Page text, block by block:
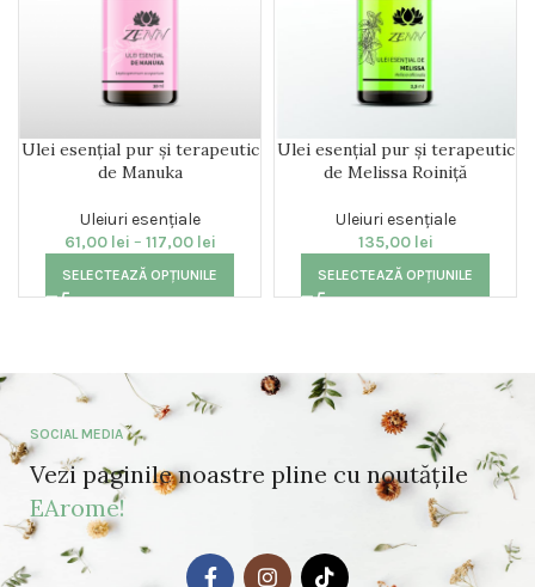
Ulei esențial pur și terapeutic
de Manuka
Uleiuri esențiale
61,00 lei – 117,00 lei
SELECTEAZĂ OPȚIUNILE
Ulei esențial pur și terapeutic
de Melissa Roiniță
Uleiuri esențiale
135,00 lei
SELECTEAZĂ OPȚIUNILE
SOCIAL MEDIA
Vezi paginile noastre pline cu noutățile
EArome!